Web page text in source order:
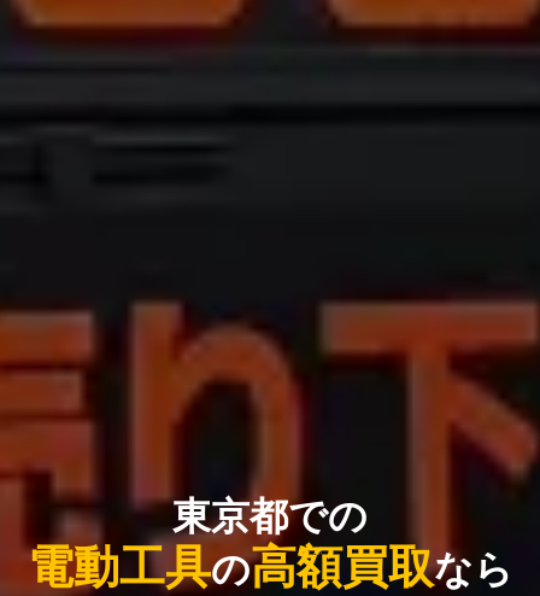
東京都での
電動工具の高額買取なら